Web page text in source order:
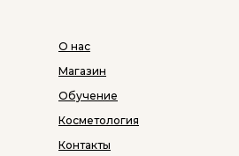
О нас
Магазин
Обучение
Косметология
Контакты